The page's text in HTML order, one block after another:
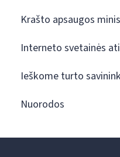
Krašto apsaugos
Interneto svetainės
Ieškome turto
Nuorodos